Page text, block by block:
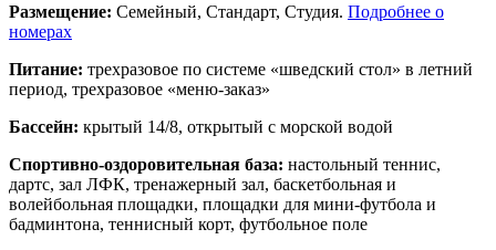
Размещение: Семейный, Стандарт, Студия. Подробнее о
номерах
Питание: трехразовое по системе «шведский стол» в летний
период, трехразовое «меню-заказ»
Бассейн: крытый 14/8, открытый с морской водой
Спортивно-оздоровительная база: настольный теннис,
дартс, зал ЛФК, тренажерный зал, баскетбольная и
волейбольная площадки, площадки для мини-футбола и
бадминтона, теннисный корт, футбольное поле